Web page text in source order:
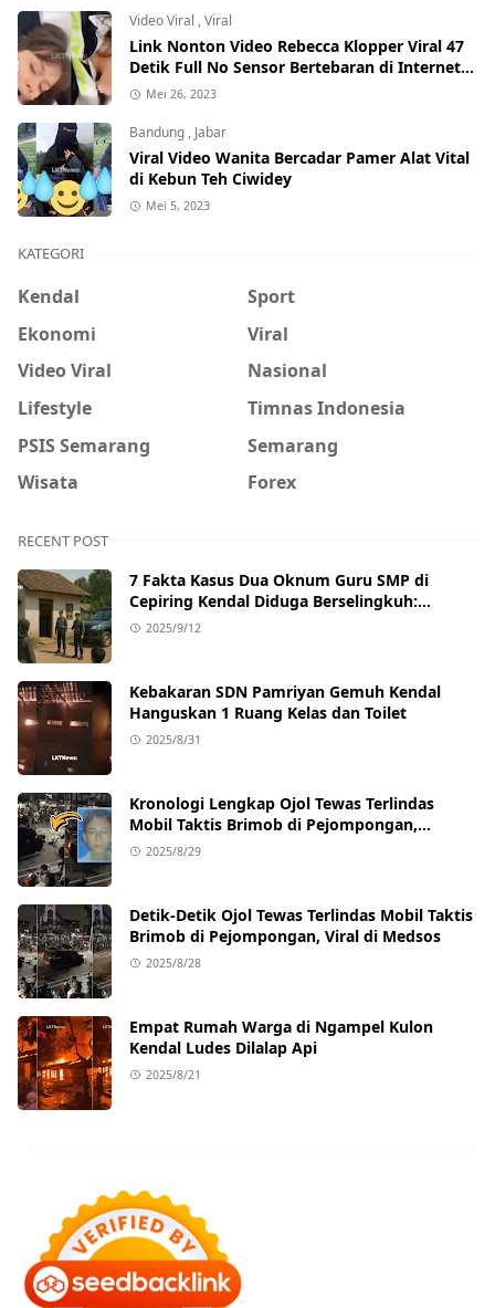
Video Viral ,Viral
Link Nonton Video Rebecca Klopper Viral 47
Detik Full No Sensor Bertebaran di Internet,
Hati-Hati Phising!
Mei 26, 2023
Bandung , Jabar
Viral Video Wanita Bercadar Pamer Alat Vital
di Kebun Teh Ciwidey
Mei 5, 2023
KATEGORI
Kendal
Sport
Ekonomi
Viral
Video Viral
Nasional
Lifestyle
Timnas Indonesia
PSIS Semarang
Semarang
Wisata
Forex
RECENT POST
7 Fakta Kasus Dua Oknum Guru SMP di
Cepiring Kendal Diduga Berselingkuh:
Kronologi, Pengakuan, hingga Sanksi
2025/9/12
Kebakaran SDN Pamriyan Gemuh Kendal
Hanguskan 1 Ruang Kelas dan Toilet
2025/8/31
Kronologi Lengkap Ojol Tewas Terlindas
Mobil Taktis Brimob di Pejompongan,
Ternyata Sedang Antar Orderan
2025/8/29
Detik-Detik Ojol Tewas Terlindas Mobil Taktis
Brimob di Pejompongan, Viral di Medsos
2025/8/28
Empat Rumah Warga di Ngampel Kulon
Kendal Ludes Dilalap Api
2025/8/21